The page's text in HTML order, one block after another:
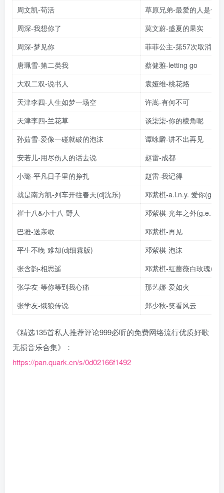
周文凯-苟活
草原兄弟-最爱的人是你
周深-我想你了
莫文蔚-盛夏的果实
周深-梦见你
菲菲公主-第57次取消发
唐珮雪-第二类我
蔡健雅-letting go
大双二双-说书人
袁娅维-桃花烙
天津李四-人生如梦一场空
许嵩-有何不可
天津李四-兰花草
谈柒柒-你的棱角呢
孙茹雪-爱像一碰就破的泡沫
谭咏麟-讲不出再见
安若儿-用尽伤人的话去说
赵雷-成都
小璐-平凡日子里的挣扎
赵雷-我记得
就是南方凯-列车开往春天(dj沈乐)
邓紫棋-a.i.n.y. 爱你
崔十八&小十八-野人
邓紫棋-光年之外(g.e.m.
巴雅-送亲歌
邓紫棋-再见
平生不晚-难却(dj细霖版)
邓紫棋-泡沫
张含韵-相思遥
邓紫棋-红蔷薇白玫瑰
张学友-等你等到我心痛
那艺娜-爱如火
张学友-饿狼传说
郑少秋-笑看风云
《精选135首私人推荐评论999必听的免费网络流行优质好歌
无损音乐合集》：
https://pan.quark.cn/s/0d02166f1492